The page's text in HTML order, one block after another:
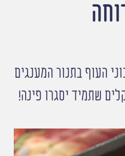
העוף בתנור המענגים
שתמיד יסגרו פינה!